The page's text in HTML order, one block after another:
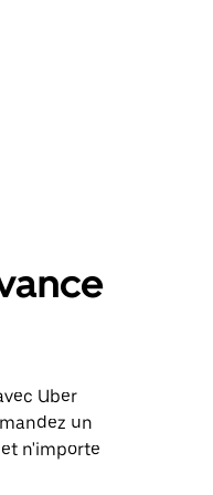
Uber
un
n'importe